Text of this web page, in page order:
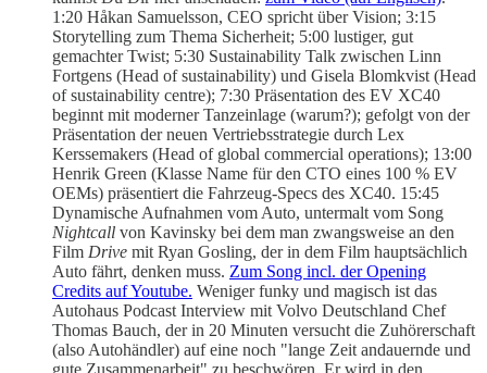
1:20 Håkan Samuelsson, CEO spricht über Vision; 3:15
Storytelling zum Thema Sicherheit; 5:00 lustiger, gut
gemachter Twist; 5:30 Sustainability Talk zwischen Linn
Fortgens (Head of sustainability) und Gisela Blomkvist (Head
of sustainability centre); 7:30 Präsentation des EV XC40
beginnt mit moderner Tanzeinlage (warum?); gefolgt von der
Präsentation der neuen Vertriebsstrategie durch Lex
Kerssemakers (Head of global commercial operations); 13:00
Henrik Green (Klasse Name für den CTO eines 100 % EV
OEMs) präsentiert die Fahrzeug-Specs des XC40. 15:45
Dynamische Aufnahmen vom Auto, untermalt vom Song
Nightcall von Kavinsky bei dem man zwangsweise an den
Film Drive mit Ryan Gosling, der in dem Film hauptsächlich
Auto fährt, denken muss. Zum Song incl. der Opening
Credits auf Youtube. Weniger funky und magisch ist das
Autohaus Podcast Interview mit Volvo Deutschland Chef
Thomas Bauch, der in 20 Minuten versucht die Zuhörerschaft
(also Autohändler) auf eine noch "lange Zeit andauernde und
gute Zusammenarbeit" zu beschwören. Er wird in den